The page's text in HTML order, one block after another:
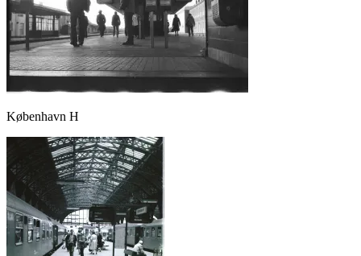
København H